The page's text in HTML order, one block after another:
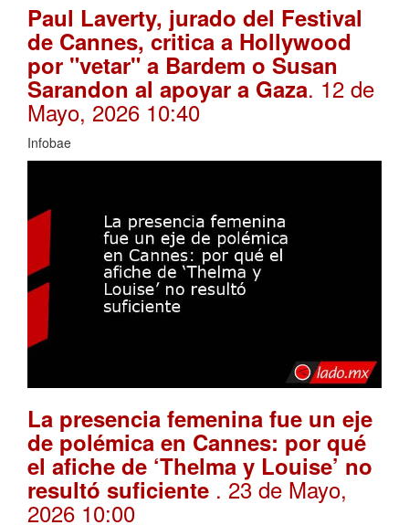
Paul Laverty, jurado del Festival
de Cannes, critica a Hollywood
por "vetar" a Bardem o Susan
Sarandon al apoyar a Gaza. 12 de
Mayo, 2026 10:40
Infobae
La presencia femenina fue un eje
de polémica en Cannes: por qué
el afiche de ‘Thelma y Louise’ no
resultó suficiente . 23 de Mayo,
2026 10:00